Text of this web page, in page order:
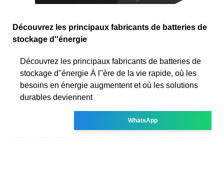
Découvrez les principaux fabricants de batteries de
stockage d''énergie
Découvrez les principaux fabricants de batteries de
stockage d''énergie À l''ère de la vie rapide, où les
besoins en énergie augmentent et où les solutions
durables deviennent
WhatsApp